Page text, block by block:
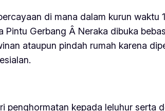
di mana dalam kurun waktu
Gerbang Â Neraka dibuka
ataupun pindah rumah karena
penghormatan kepada leluhur serta